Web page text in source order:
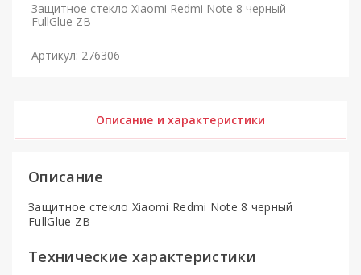
Защитное стекло Xiaomi Redmi Note 8 черный
FullGlue ZB
Артикул: 276306
Описание и характеристики
Описание
Защитное стекло Xiaomi Redmi Note 8 черный
FullGlue ZB
Технические характеристики